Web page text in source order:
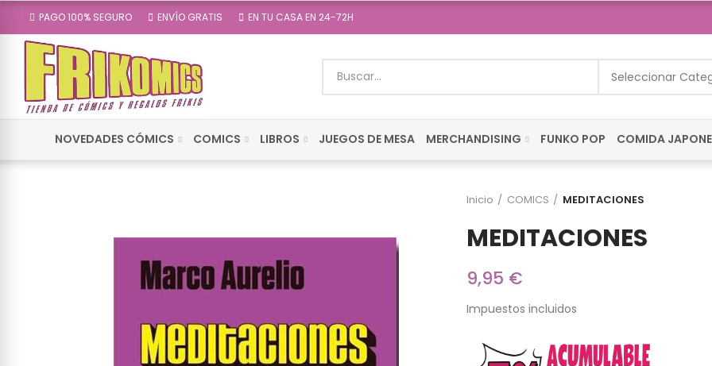
PAGO 100% SEGURO ENVÍO GRATIS EN TU CASA EN 24-72H
Seleccionar
NOVEDADES CÓMICS COMICS LIBROS JUEGOS DE MESA MERCHANDISING FUNKO POP COMIDA
Inicio COMICS MEDITACIONES
MEDITACIONES
9,95 €
Impuestos incluidos